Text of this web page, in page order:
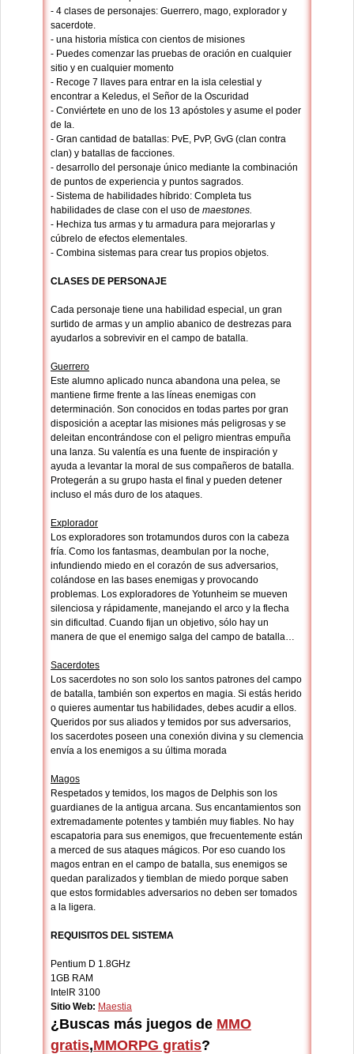
- 4 clases de personajes: Guerrero, mago, explorador y
sacerdote.
- una historia mística con cientos de misiones
- Puedes comenzar las pruebas de oración en cualquier
sitio y en cualquier momento
- Recoge 7 llaves para entrar en la isla celestial y
encontrar a Keledus, el Señor de la Oscuridad
- Conviértete en uno de los 13 apóstoles y asume el poder
de Ia.
- Gran cantidad de batallas: PvE, PvP, GvG (clan contra
clan) y batallas de facciones.
- desarrollo del personaje único mediante la combinación
de puntos de experiencia y puntos sagrados.
- Sistema de habilidades híbrido: Completa tus
habilidades de clase con el uso de maestones.
- Hechiza tus armas y tu armadura para mejorarlas y
cúbrelo de efectos elementales.
- Combina sistemas para crear tus propios objetos.
CLASES DE PERSONAJE
Cada personaje tiene una habilidad especial, un gran
surtido de armas y un amplio abanico de destrezas para
ayudarlos a sobrevivir en el campo de batalla.
Guerrero
Este alumno aplicado nunca abandona una pelea, se
mantiene firme frente a las líneas enemigas con
determinación. Son conocidos en todas partes por gran
disposición a aceptar las misiones más peligrosas y se
deleitan encontrándose con el peligro mientras empuña
una lanza. Su valentía es una fuente de inspiración y
ayuda a levantar la moral de sus compañeros de batalla.
Protegerán a su grupo hasta el final y pueden detener
incluso el más duro de los ataques.
Explorador
Los exploradores son trotamundos duros con la cabeza
fría. Como los fantasmas, deambulan por la noche,
infundiendo miedo en el corazón de sus adversarios,
colándose en las bases enemigas y provocando
problemas. Los exploradores de Yotunheim se mueven
silenciosa y rápidamente, manejando el arco y la flecha
sin dificultad. Cuando fijan un objetivo, sólo hay un
manera de que el enemigo salga del campo de batalla…
Sacerdotes
Los sacerdotes no son solo los santos patrones del campo
de batalla, también son expertos en magia. Si estás herido
o quieres aumentar tus habilidades, debes acudir a ellos.
Queridos por sus aliados y temidos por sus adversarios,
los sacerdotes poseen una conexión divina y su clemencia
envía a los enemigos a su última morada
Magos
Respetados y temidos, los magos de Delphis son los
guardianes de la antigua arcana. Sus encantamientos son
extremadamente potentes y también muy fiables. No hay
escapatoria para sus enemigos, que frecuentemente están
a merced de sus ataques mágicos. Por eso cuando los
magos entran en el campo de batalla, sus enemigos se
quedan paralizados y tiemblan de miedo porque saben
que estos formidables adversarios no deben ser tomados
a la ligera.
REQUISITOS DEL SISTEMA
Pentium D 1.8GHz
1GB RAM
IntelR 3100
Sitio Web: Maestia
¿Buscas más juegos de MMO
gratis,MMORPG gratis?